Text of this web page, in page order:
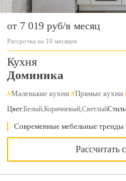
от 7 019 руб/в месяц
Рассрочка на 10 месяцев
Кухня
Доминика
#Маленькие кухни #Прямые кухни
Цвет:Белый,Коричневый,Светлый
Современные мебельные тренды
Рассчитать